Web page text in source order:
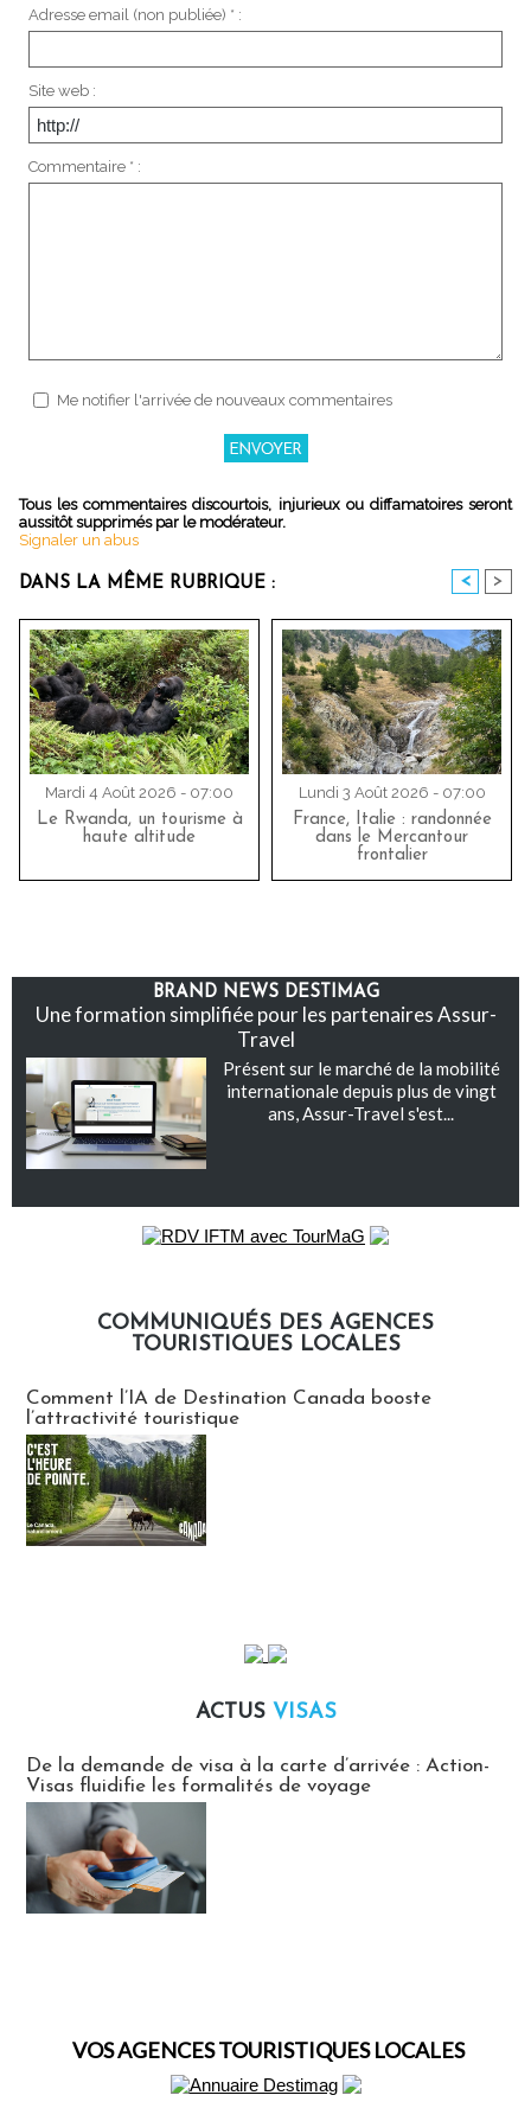
Adresse email (non publiée) * :
Site web :
Commentaire * :
Me notifier l'arrivée de nouveaux commentaires
Tous les commentaires discourtois, injurieux ou diffamatoires seront
aussitôt supprimés par le modérateur.
Signaler un abus
DANS LA MÊME RUBRIQUE : < >
Mardi 4 Août 2026 - 07:00
Le Rwanda, un tourisme à
haute altitude
Lundi 3 Août 2026 - 07:00
France, Italie : randonnée
dans le Mercantour
frontalier
BRAND NEWS DESTIMAG
Une formation simplifiée pour les partenaires Assur-
Travel
Présent sur le marché de la mobilité
internationale depuis plus de vingt
ans, Assur-Travel s'est...
COMMUNIQUÉS DES AGENCES
TOURISTIQUES LOCALES
Comment l’IA de Destination Canada booste
l’attractivité touristique
ACTUS VISAS
De la demande de visa à la carte d’arrivée : Action-
Visas fluidifie les formalités de voyage
VOS AGENCES TOURISTIQUES LOCALES